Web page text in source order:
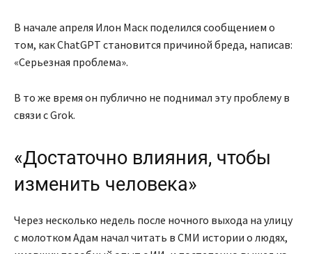
В начале апреля Илон Маск поделился сообщением о
том, как ChatGPT становится причиной бреда, написав:
«Серьезная проблема».
В то же время он публично не поднимал эту проблему в
связи с Grok.
«Достаточно влияния, чтобы
изменить человека»
Через несколько недель после ночного выхода на улицу
с молотком Адам начал читать в СМИ истории о людях,